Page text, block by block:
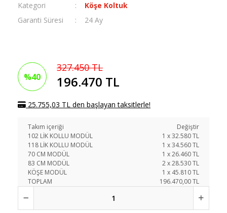
Kategori
Köşe Koltuk
Garanti Süresi
24 Ay
%40
327.450 TL
196.470 TL
25.755,03 TL den başlayan taksitlerle!
Takım içeriği
Değiştir
102 LİK KOLLU MODÜL
1 x32.580TL
118 LİK KOLLU MODÜL
1 x34.560TL
70 CM MODÜL
1 x26.460TL
83 CM MODÜL
2x28.530TL
KÖŞE MODÜL
1 x 45.810TL
TOPLAM
196.470,00 TL